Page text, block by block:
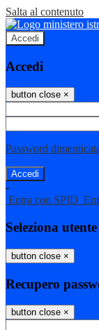
Salta al contenuto
Accedi
Accedi
button close ×
Password
-
Entra con SPID
Seleziona utente
button close ×
Recupero
button close ×